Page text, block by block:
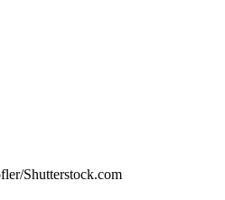
Shutterstock.com